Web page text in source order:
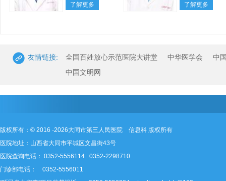
了解更多 了解更多
友情链接: 全国百姓放心示范医院大讲堂 中华医学会
中
中国文明网
版权所有：© 2016 -2026大同市第三人民医院 信息科 版权所有
医院地址：山西省大同市平城区文昌街43号
医院查询电话： 0352-5556114 0352-2298710
门诊部电话： 0352-5556011